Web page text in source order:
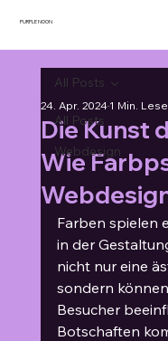
PURPLE NOON
All Posts
Webdesign
All Posts
Die Kunst
Wie
24. Apr. 20241 Min.
Farben spielen
in der
nicht nur eine
sondern
Besucher
Botschaften